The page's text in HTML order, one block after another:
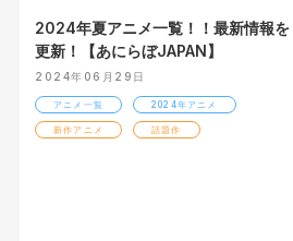
2024年夏アニメ一覧！！最新情報を
更新！【あにらぼJAPAN】
2024年06月29日
アニメ一覧 2024年アニメ
新作アニメ 話題作